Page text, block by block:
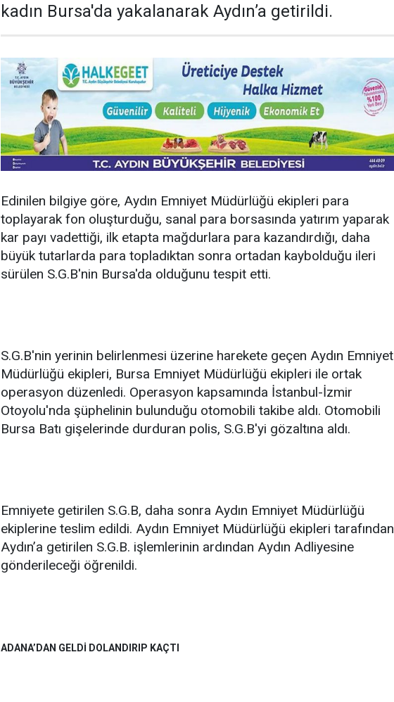
kadın Bursa'da yakalanarak Aydın’a getirildi.
Edinilen bilgiye göre, Aydın Emniyet Müdürlüğü ekipleri para
toplayarak fon oluşturduğu, sanal para borsasında yatırım yaparak
kar payı vadettiği, ilk etapta mağdurlara para kazandırdığı, daha
büyük tutarlarda para topladıktan sonra ortadan kaybolduğu ileri
sürülen S.G.B'nin Bursa'da olduğunu tespit etti.
S.G.B'nin yerinin belirlenmesi üzerine harekete geçen Aydın Emniyet
Müdürlüğü ekipleri, Bursa Emniyet Müdürlüğü ekipleri ile ortak
operasyon düzenledi. Operasyon kapsamında İstanbul-İzmir
Otoyolu'nda şüphelinin bulunduğu otomobili takibe aldı. Otomobili
Bursa Batı gişelerinde durduran polis, S.G.B'yi gözaltına aldı.
Emniyete getirilen S.G.B, daha sonra Aydın Emniyet Müdürlüğü
ekiplerine teslim edildi. Aydın Emniyet Müdürlüğü ekipleri tarafından
Aydın’a getirilen S.G.B. işlemlerinin ardından Aydın Adliyesine
gönderileceği öğrenildi.
ADANA’DAN GELDİ DOLANDIRIP KAÇTI